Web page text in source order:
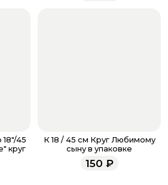
45
круг
К 18 / 45 см Круг Любимому
сыну в упаковке
150 ₽